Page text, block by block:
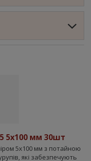
5x100 мм 30шт
5x100 мм з потайною
які забезпечують